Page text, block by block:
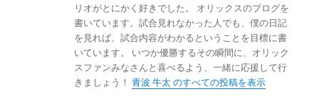
リオがとにかく好きでした。 オリックスのブログを
書いています。試合見れなかった人でも、僕の日記
を見れば、試合内容がわかるということを目標に書
いています。 いつか優勝するその瞬間に、オリック
スファンみなさんと喜べるよう、一緒に応援して行
きましょう！青波 牛太 のすべての投稿を表示